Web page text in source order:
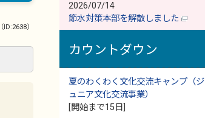
（ID:2638）
2026/07/14
節水対策本部を解散しました
カウントダウン
夏のわくわく文化交流キャンプ（ジ
ュニア文化交流事業）
[開始まで15日]